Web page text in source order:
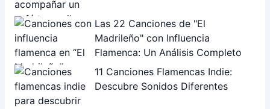
Las 22 Canciones de "El
Madrileño" con Influencia
Flamenca: Un Análisis Completo
11 Canciones Flamencas Indie:
Descubre Sonidos Diferentes